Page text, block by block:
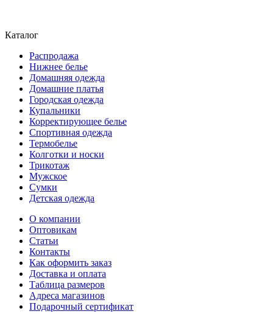
Каталог
Распродажа
Нижнее белье
Домашняя одежда
Домашние платья
Городская одежда
Купальники
Корректирующее белье
Спортивная одежда
Термобелье
Колготки и носки
Трикотаж
Мужское
Сумки
Детская одежда
О компании
Оптовикам
Статьи
Контакты
Как оформить заказ
Доставка и оплата
Таблица размеров
Адреса магазинов
Подарочный сертификат